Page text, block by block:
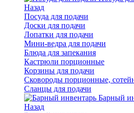
Назад
Посуда для подачи
Доски для подачи
Лопатки для подачи
Мини-ведра для подачи
Блюда для запекания
Кастрюли порционные
Корзины для подачи
Сковороды порционные,
Сланцы для подачи
Барный
Назад